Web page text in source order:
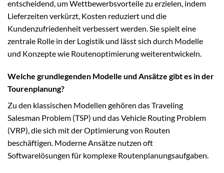
entscheidend, um Wettbewerbsvorteile zu erzielen, indem
Lieferzeiten verkürzt, Kosten reduziert und die
Kundenzufriedenheit verbessert werden. Sie spielt eine
zentrale Rolle in der Logistik und lässt sich durch Modelle
und Konzepte wie Routenoptimierung weiterentwickeln.
Welche grundlegenden Modelle und Ansätze gibt es in der
Tourenplanung?
Zu den klassischen Modellen gehören das Traveling
Salesman Problem (TSP) und das Vehicle Routing Problem
(VRP), die sich mit der Optimierung von Routen
beschäftigen. Moderne Ansätze nutzen oft
Softwarelösungen für komplexe Routenplanungsaufgaben.